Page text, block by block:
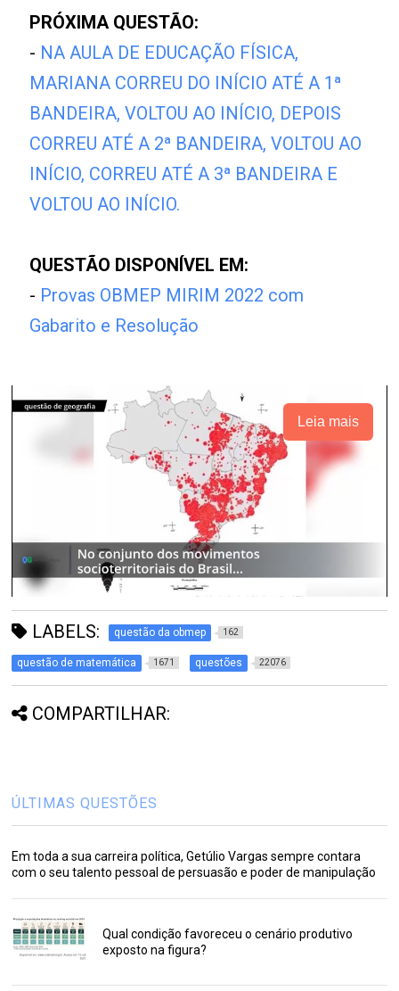
PRÓXIMA QUESTÃO:
- NA AULA DE EDUCAÇÃO FÍSICA,
MARIANA CORREU DO INÍCIO ATÉ A 1ª
BANDEIRA, VOLTOU AO INÍCIO, DEPOIS
CORREU ATÉ A 2ª BANDEIRA, VOLTOU AO
INÍCIO, CORREU ATÉ A 3ª BANDEIRA E
VOLTOU AO INÍCIO.
QUESTÃO DISPONÍVEL EM:
- Provas OBMEP MIRIM 2022 com
Gabarito e Resolução
Leia mais
LABELS: questão da obmep 162
questão de matemática 1671 questões 22076
COMPARTILHAR:
ÚLTIMAS QUESTÕES
Em toda a sua carreira política, Getúlio Vargas sempre contara
com o seu talento pessoal de persuasão e poder de manipulação
Qual condição favoreceu o cenário produtivo
exposto na figura?